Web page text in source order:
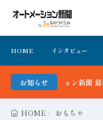
HOME インタビュー
お知らせ
ートメーション新聞 最新号
HOME おもちゃ